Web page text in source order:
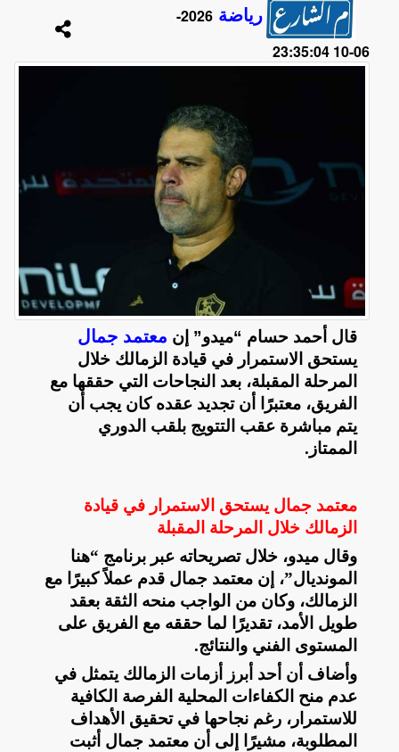
رياضة
2026-
06-10 23:35:04
قال أحمد حسام “ميدو” إن معتمد جمال
يستحق الاستمرار في قيادة الزمالك خلال
المرحلة المقبلة، بعد النجاحات التي حققها مع
الفريق، معتبرًا أن تجديد عقده كان يجب أن
يتم مباشرة عقب التتويج بلقب الدوري
الممتاز .
معتمد جمال يستحق الاستمرار في قيادة
الزمالك خلال المرحلة المقبلة
وقال ميدو، خلال تصريحاته عبر برنامج “هنا
المونديال”، إن معتمد جمال قدم عملاً كبيرًا مع
الزمالك، وكان من الواجب منحه الثقة بعقد
طويل الأمد، تقديرًا لما حققه مع الفريق على
المستوى الفني والنتائج.
وأضاف أن أحد أبرز أزمات الزمالك يتمثل في
عدم منح الكفاءات المحلية الفرصة الكافية
للاستمرار، رغم نجاحها في تحقيق الأهداف
المطلوبة، مشيرًا إلى أن معتمد جمال أثبت